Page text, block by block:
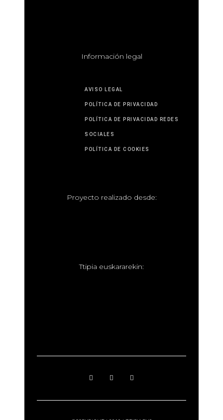
Información legal
AVISO LEGAL
POLÍTICA DE PRIVACIDAD
POLÍTICA DE PRIVACIDAD REDES
SOCIALES
POLÍTICA DE COOKIES
Proyecto realizado desde:
Ttipia euskararekin: